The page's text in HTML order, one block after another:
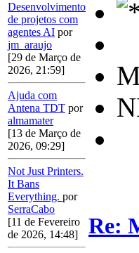
Desenvolvimento
de projetos com
agentes AI por
jm_araujo
[29 de Março de
2026, 21:59]
Ajuda com
Antena TDT por
almamater
[13 de Março de
2026, 09:29]
Not Just Printers.
It Bans
Everything. por
SerraCabo
[11 de Fevereiro
de 2026, 14:48]
Re: